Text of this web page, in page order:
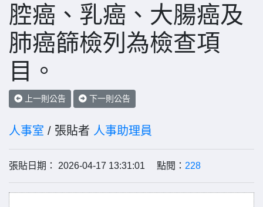
腔癌、乳癌、大腸癌及
肺癌篩檢列為檢查項
目。
上一則公告 下一則公告
人事室 / 張貼者 人事助理員
張貼日期： 2026-04-17 13:31:01 點閱： 228